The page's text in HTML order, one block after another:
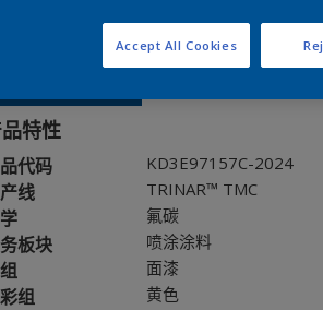
Semi Gloss
特性
代码 KD3E97157C-2024
线 TRINAR™ TMC
氟碳
板块 喷涂涂料
面漆
组 黄色
Accept All Cookies